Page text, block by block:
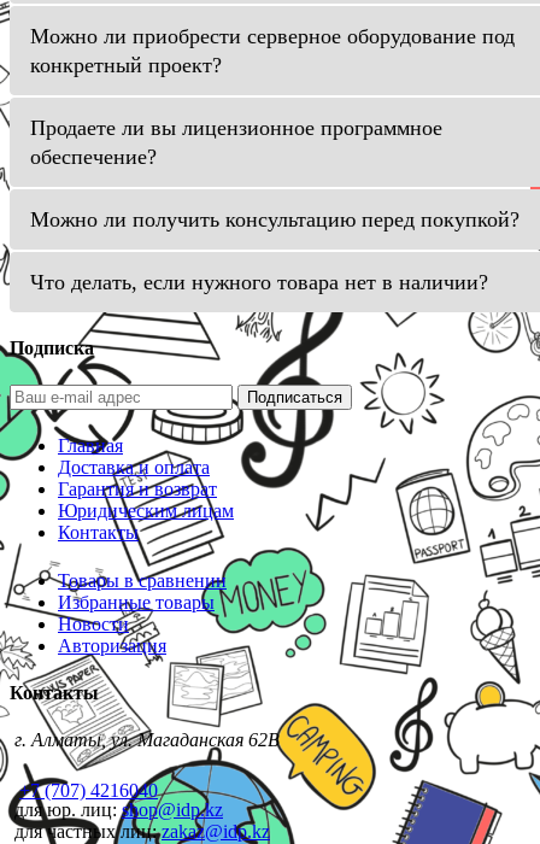
Можно ли приобрести серверное оборудование под
конкретный проект?
Продаете ли вы лицензионное программное
обеспечение?
Можно ли получить консультацию перед покупкой?
Что делать, если нужного товара нет в наличии?
Подписка
Подписаться
Главная
Доставка и оплата
Гарантия и возврат
Юридическим лицам
Контакты
Товары в сравнении
Избранные товары
Новости
Авторизация
Контакты
г. Алматы, ул. Магаданская 62В
+7 (707) 4216040
для юр. лиц:shop@idp.kz
для частных лиц:zakaz@idp.kz